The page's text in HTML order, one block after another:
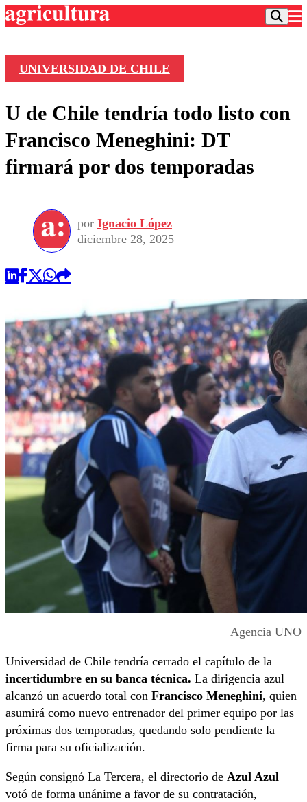
Frecuencias
Agricultura TV
Deportes
Colo Colo
Seleccion Chilena
Torneo Internacional
Universidad de Chile
Entretención
Economía
Internacional
Publicaciones en medios
Opinión
UNIVERSIDAD DE CHILE
U de Chile tendría todo listo con
Francisco Meneghini: DT
firmará por dos temporadas
por Ignacio López
diciembre 28, 2025
Agencia UNO
Universidad de Chile tendría cerrado el capítulo de la
incertidumbre en su banca técnica. La dirigencia azul
alcanzó un acuerdo total con Francisco Meneghini, quien
asumirá como nuevo entrenador del primer equipo por las
próximas dos temporadas, quedando solo pendiente la
firma para su oficialización.
Según consignó La Tercera, el directorio de Azul Azul
votó de forma unánime a favor de su contratación,